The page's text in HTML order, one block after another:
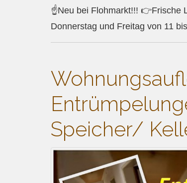
☝Neu bei Flohmarkt!!! 👉Frische
Donnerstag und Freitag von 11
Speicher/